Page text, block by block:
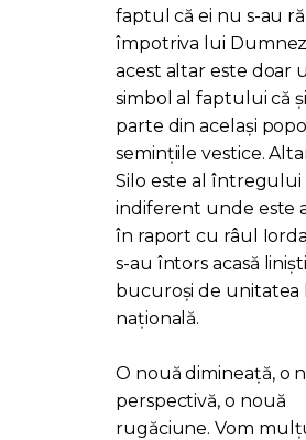
faptul că ei nu s-au
împotriva lui
acest altar este doar
simbol al faptului că
parte din același
semințiile vestice.
Silo este al întregului
indiferent unde este
în raport cu râul
s-au întors acasă
bucuroși de unitatea
națională.
O nouă dimineață, o
perspectivă, o nouă
rugăciune. Vom